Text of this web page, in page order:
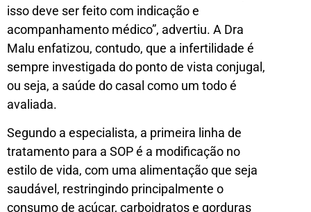
isso deve ser feito com indicação e
acompanhamento médico”, advertiu. A Dra
Malu enfatizou, contudo, que a infertilidade é
sempre investigada do ponto de vista conjugal,
ou seja, a saúde do casal como um todo é
avaliada.
Segundo a especialista, a primeira linha de
tratamento para a SOP é a modificação no
estilo de vida, com uma alimentação que seja
saudável, restringindo principalmente o
consumo de açúcar, carboidratos e gorduras